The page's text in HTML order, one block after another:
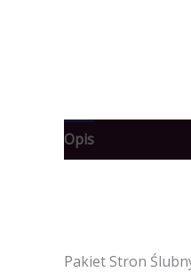
Opis
Pakiet Stron